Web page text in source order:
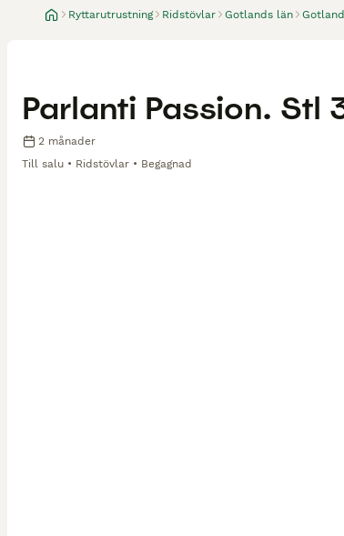
Ryttarutrustning Ridstövlar Gotlands län Gotland
Parlanti Passion. Stl
2 månader
Till salu
Ridstövlar Begagnad